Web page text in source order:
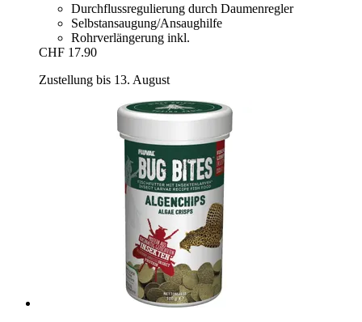
Durchflussregulierung durch Daumenregler
Selbstansaugung/Ansaughilfe
Rohrverlängerung inkl.
CHF 17.90
Zustellung bis 13. August